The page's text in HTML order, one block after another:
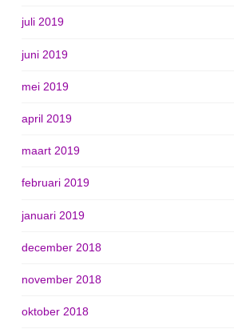
juli 2019
juni 2019
mei 2019
april 2019
maart 2019
februari 2019
januari 2019
december 2018
november 2018
oktober 2018